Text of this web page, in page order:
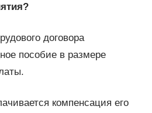
договора
пособие в размере
компенсация его